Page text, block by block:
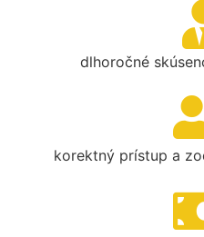
dlhoročné
korektný prístup a